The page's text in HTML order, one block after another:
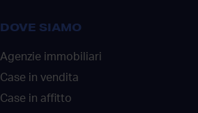
DOVE SIAMO
Agenzie immobiliari
Case in vendita
Case in affitto